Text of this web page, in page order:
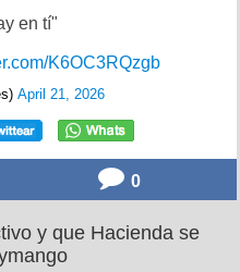
en tí"
K6OC3RQzgb
April 21, 2026
0
y que Hacienda se